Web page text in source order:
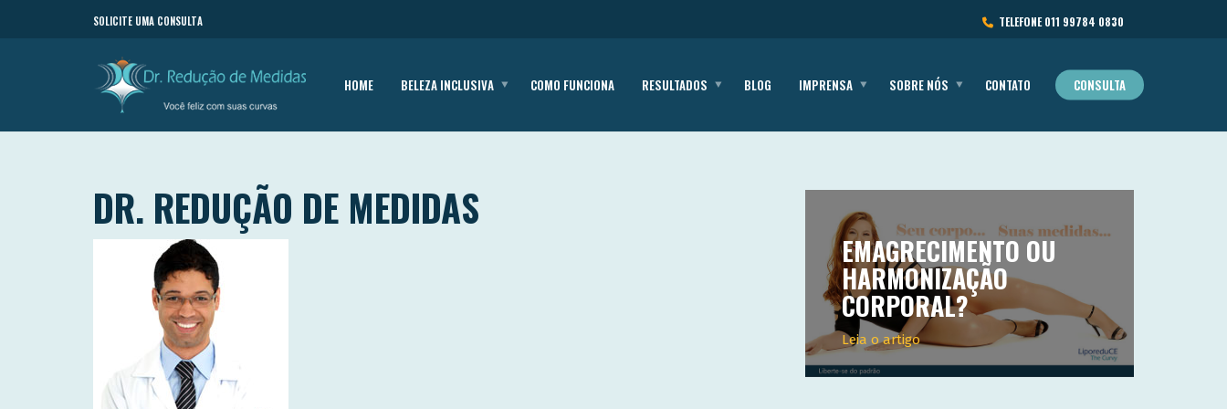
SOLICITE UMA CONSULTA TELEFONE011 99784 0830
HOME BELEZA INCLUSIVA COMO FUNCIONA RESULTADOS BLOG IMPRENSA SOBRE NÓS CONTATO CONSULTA
DR. REDUÇÃO DE MEDIDAS
EMAGRECIMENTO OU
HARMONIZAÇÃO
CORPORAL?
Leia o artigo